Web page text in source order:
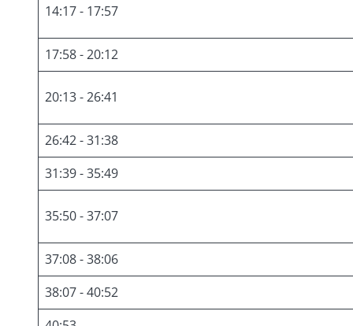
14:17 - 17:57
17:58 - 20:12
20:13 - 26:41
26:42 - 31:38
31:39 - 35:49
35:50 - 37:07
37:08 - 38:06
38:07 - 40:52